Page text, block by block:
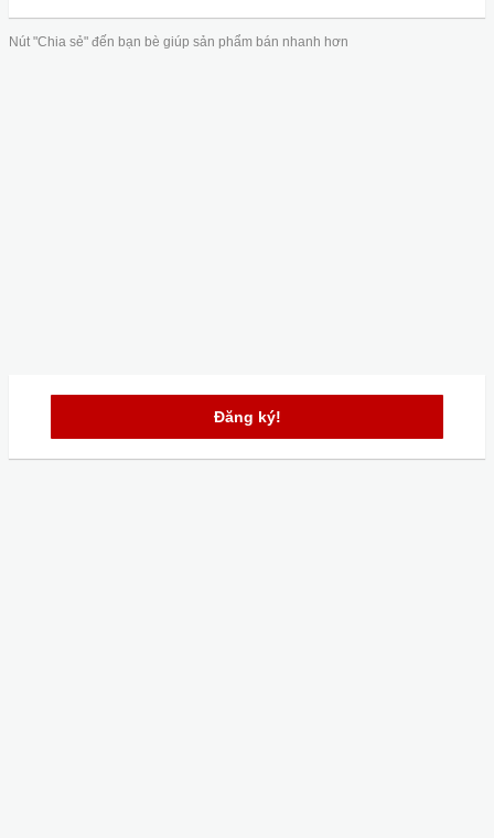
Nút "Chia sẻ" đến bạn bè giúp sản phẩm bán nhanh hơn
Đăng ký!